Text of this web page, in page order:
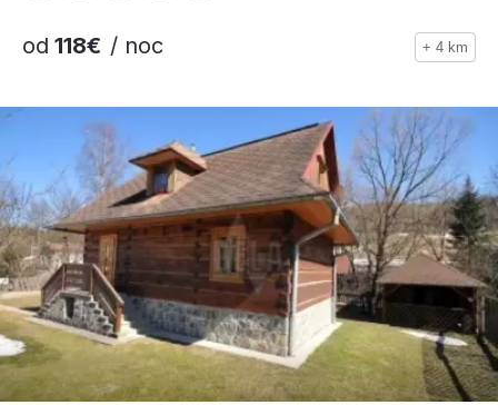
od 118€ / noc + 4 km